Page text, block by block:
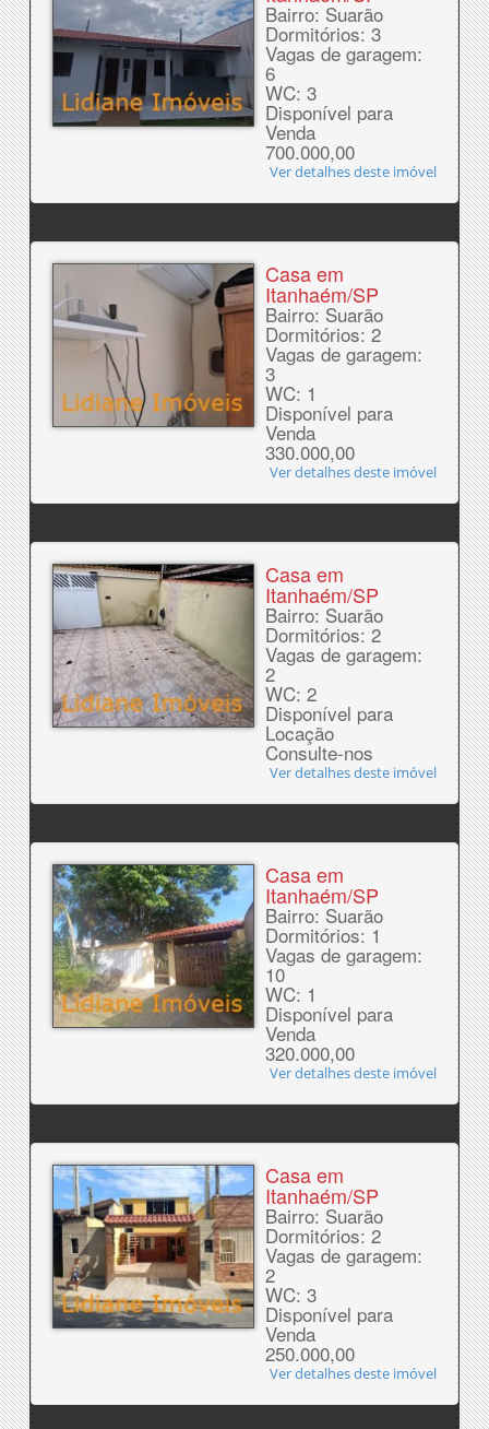
Bairro: Suarão
Dormitórios: 3
Vagas de garagem:
6
WC: 3
Disponível para
Venda
700.000,00
Ver detalhes deste imóvel
Casa em
Itanhaém/SP
Bairro: Suarão
Dormitórios: 2
Vagas de garagem:
3
WC: 1
Disponível para
Venda
330.000,00
Ver detalhes deste imóvel
Casa em
Itanhaém/SP
Bairro: Suarão
Dormitórios: 2
Vagas de garagem:
2
WC: 2
Disponível para
Locação
Consulte-nos
Ver detalhes deste imóvel
Casa em
Itanhaém/SP
Bairro: Suarão
Dormitórios: 1
Vagas de garagem:
10
WC: 1
Disponível para
Venda
320.000,00
Ver detalhes deste imóvel
Casa em
Itanhaém/SP
Bairro: Suarão
Dormitórios: 2
Vagas de garagem:
2
WC: 3
Disponível para
Venda
250.000,00
Ver detalhes deste imóvel